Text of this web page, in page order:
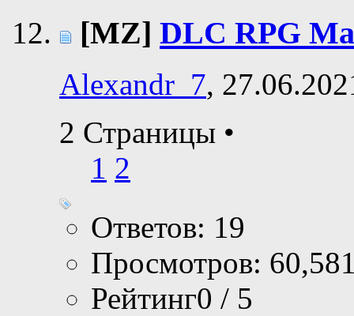
[MZ] DLC RPG
Alexandr_7,
2 Страницы •
1 2
Ответов: 19
Просмотров:
Рейтинг0 / 5